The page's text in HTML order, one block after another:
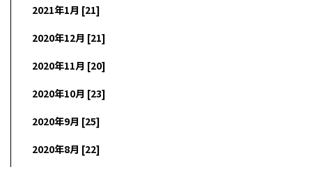
2021年1月 [21]
2020年12月 [21]
2020年11月 [20]
2020年10月 [23]
2020年9月 [25]
2020年8月 [22]